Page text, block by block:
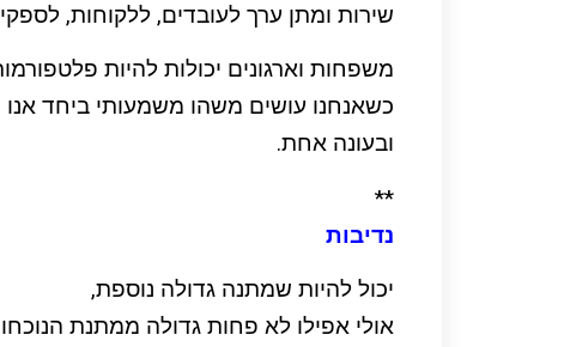
שירות ומתן ערך לעובדים, ללקוחות,
משפחות וארגונים יכולות להיות
כשאנחנו עושים משהו משמעותי ביחד
ובעונה אחת.
**
נדיבות
יכול להיות שמתנה גדולה נוספת,
אולי אפילו לא פחות גדולה ממתנת